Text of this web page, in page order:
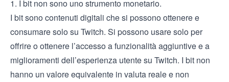
1. I bit non sono uno strumento monetario.
I bit sono contenuti digitali che si possono ottenere e
consumare solo su Twitch. Si possono usare solo per
offrire o ottenere l’accesso a funzionalità aggiuntive e a
miglioramenti dell’esperienza utente su Twitch. I bit non
hanno un valore equivalente in valuta reale e non